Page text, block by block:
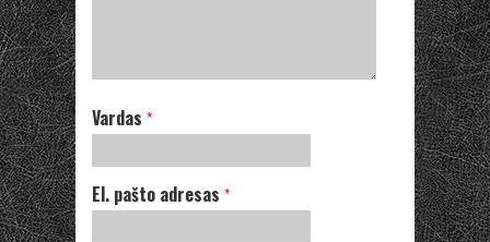
Vardas *
El. pašto adresas *